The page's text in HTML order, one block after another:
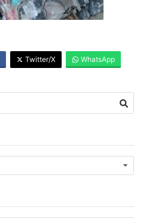
Twitter/X WhatsApp